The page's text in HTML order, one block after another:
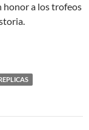
honor a los trofeos